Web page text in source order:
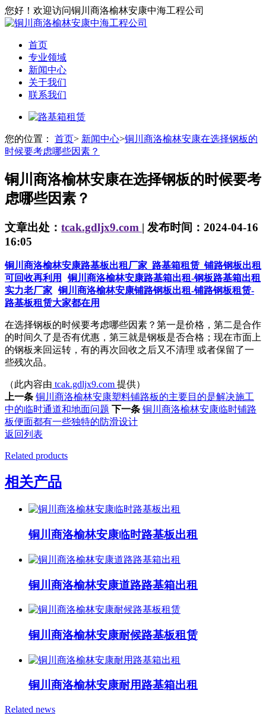
您好！欢迎访问铜川商洛榆林安康中海工程公司
首页
专业领域
新闻中心
关于我们
联系我们
您的位置： 首页> 新闻中心>铜川商洛榆林安康在选择钢板的
时候要考虑哪些因素？
铜川商洛榆林安康在选择钢板的时候要考
虑哪些因素？
文章出处： tcak.gdljx9.com | 发布时间：2024-04-16
16:05
铜川商洛榆林安康路基板出租厂家_路基箱租赁_铺路钢板出租
可回收再利用
铜川商洛榆林安康路基箱出租-钢板路基箱出租
实力老厂家 铜川商洛榆林安康铺路钢板出租-铺路钢板租赁-
路基板租赁大家都在用
在选择钢板的时候要考虑哪些因素？第一是价格，第二是合作
的时间久了是否有优惠，第三就是钢板是否合格；现在市面上
的钢板来回运转，有的再次回收之后又不清理 或者保留了一
些残次品。
（此内容由 tcak.gdljx9.com 提供）
上一条 铜川商洛榆林安康塑料铺路板的主要目的是解决施工
中的临时通道和地面问题 下一条 铜川商洛榆林安康临时铺路
板便面都有一些独特的防滑设计
返回列表
Related products
相关产品
铜川商洛榆林安康临时路基板出租
铜川商洛榆林安康道路路基箱出租
铜川商洛榆林安康耐候路基板租赁
铜川商洛榆林安康耐用路基箱出租
Related news